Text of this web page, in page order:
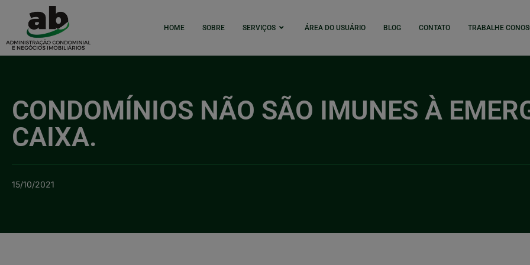
HOME SOBRE SERVIÇOS ÁREA DO USUÁRIO BLOG CONTATO TRABALHE
CONDOMÍNIOS NÃO SÃO IMUNES À
CAIXA.
15/10/2021